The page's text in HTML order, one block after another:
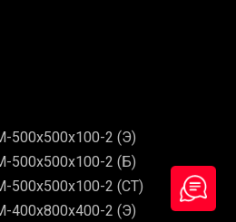
500х500х100-2 (Э)
500х500х100-2 (Б)
500х500х100-2 (СТ)
400х800х400-2 (Э)